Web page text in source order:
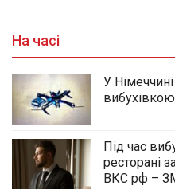
На часі
У
вибухівкою
Під час
ресторані
ВКС рф –